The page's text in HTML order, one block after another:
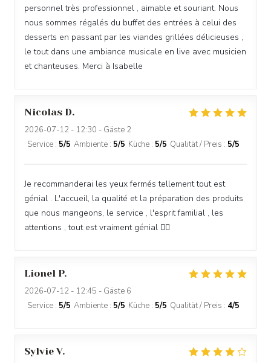
personnel très professionnel , aimable et souriant. Nous
nous sommes régalés du buffet des entrées à celui des
desserts en passant par les viandes grillées délicieuses ,
le tout dans une ambiance musicale en live avec musicien
et chanteuses. Merci à Isabelle
Nicolas D
2026-07-12 - 12:30 - Gäste 2
Service : 5/5 Ambiente : 5/5 Küche : 5/5 Qualität / Preis : 5/5
Je recommanderai les yeux fermés tellement tout est
génial . L'accueil, la qualité et la préparation des produits
que nous mangeons, le service , l'esprit familial , les
attentions , tout est vraiment génial 👍🏻
Lionel P
2026-07-12 - 12:45 - Gäste 6
Service : 5/5 Ambiente : 5/5 Küche : 5/5 Qualität / Preis : 4/5
Sylvie V